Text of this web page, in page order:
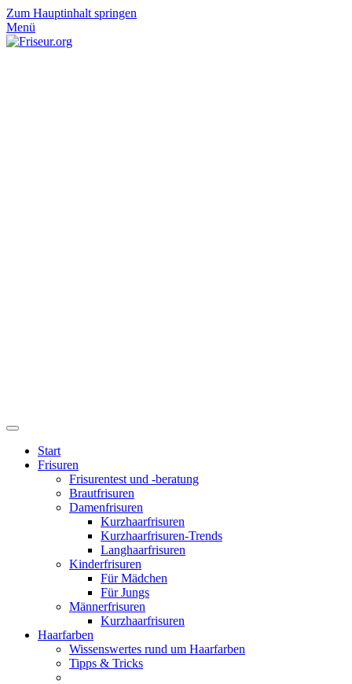
Zum Hauptinhalt springen
Menü
Start
Frisuren
Frisurentest und -beratung
Brautfrisuren
Damenfrisuren
Kurzhaarfrisuren
Kurzhaarfrisuren-Trends
Langhaarfrisuren
Kinderfrisuren
Für Mädchen
Für Jungs
Männerfrisuren
Kurzhaarfrisuren
Haarfarben
Wissenswertes rund um Haarfarben
Tipps & Tricks